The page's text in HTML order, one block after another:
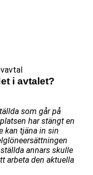
i avtalet?
som går på
har stängt en
kan tjäna in sin
annars skulle
arbeta den aktuella